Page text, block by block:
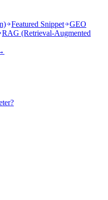
Featured Snippet
GEO
RAG (Retrieval-Augmented